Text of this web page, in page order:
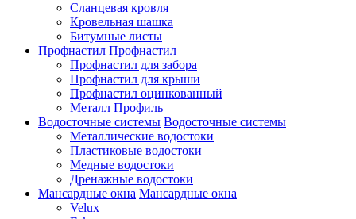
Сланцевая кровля
Кровельная шашка
Битумные листы
Профнастил Профнастил
Профнастил для забора
Профнастил для крыши
Профнастил оцинкованный
Металл Профиль
Водосточные системы Водосточные системы
Металлические водостоки
Пластиковые водостоки
Медные водостоки
Дренажные водостоки
Мансардные окна Мансардные окна
Velux